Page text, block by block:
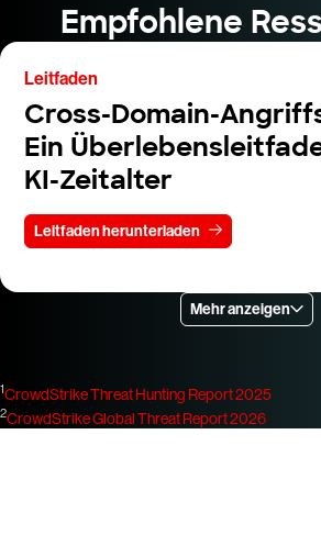
Empfohlene
Leitfaden
Cross-Domain-
Ein
KI-Zeitalter
Leitfaden herunterladen
Mehr anzeigen
1CrowdStrike Threat Hunting Report 2025
2CrowdStrike Global Threat Report 2026